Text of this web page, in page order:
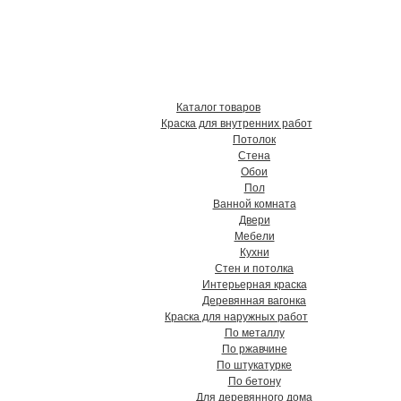
Каталог товаров
Краска для внутренних работ
Потолок
Стена
Обои
Пол
Ванной комната
Двери
Мебели
Кухни
Стен и потолка
Интерьерная краска
Деревянная вагонка
Краска для наружных работ
По металлу
По ржавчине
По штукатурке
По бетону
Для деревянного дома